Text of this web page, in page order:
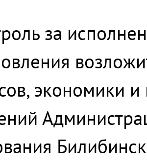
за
экономики